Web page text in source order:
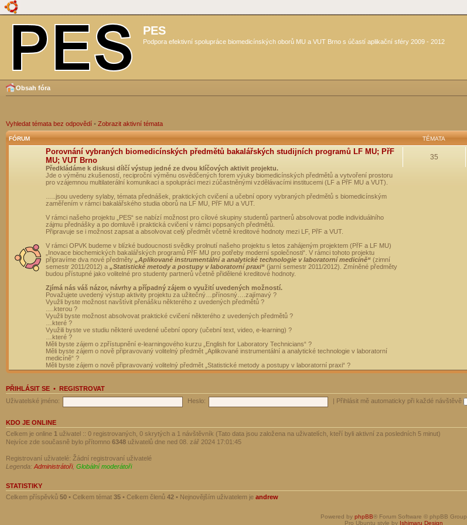
PES
Podpora efektivní spolupráce biomedicínských oborů MU a VUT Brno s účastí aplikační sféry 2009 - 2012
Obsah fóra
Vyhledat témata bez odpovědí • Zobrazit aktivní témata
FÓRUM TÉMATA
Porovnání vybraných biomedicínských předmětů bakalářských studijních programů LF MU; PřF
MU; VUT Brno
Předkládáme k diskusi dílčí výstup jedné ze dvou klíčových aktivit projektu.
Jde o výměnu zkušeností, reciproční výměnu osvědčených forem výuky biomedicínských předmětů a vytvoření prostoru
pro vzájemnou multilaterální komunikaci a spolupráci mezi zúčastněnými vzdělávacími institucemi (LF a PřF MU a VUT).
…..jsou uvedeny sylaby, témata přednášek, praktických cvičení a učební opory vybraných předmětů s biomedicínským
zaměřením v rámci bakalářského studia oborů na LF MU, PřF MU a VUT.
V rámci našeho projektu „PES“ se nabízí možnost pro cílové skupiny studentů partnerů absolvovat podle individuálního
zájmu přednášky a po domluvě i praktická cvičení v rámci popsaných předmětů.
Připravuje se i možnost zapsat a absolvovat celý předmět včetně kreditové hodnoty mezi LF, PřF a VUT.
V rámci OPVK budeme v blízké budoucnosti svědky prolnutí našeho projektu s letos zahájeným projektem (PřF a LF MU)
„Inovace biochemických bakalářských programů PřF MU pro potřeby moderní společnosti“. V rámci tohoto projektu
připravíme dva nové předměty „Aplikované instrumentální a analytické technologie v laboratorní medicíně“ (zimní
semestr 2011/2012) a „Statistické metody a postupy v laboratorní praxi“ (jarní semestr 2011/2012). Zmíněné předměty
budou přístupné jako volitelné pro studenty partnerů včetně přidělené kreditové hodnoty.
Zjímá nás váš názor, návrhy a případný zájem o využití uvedených možností.
Považujete uvedený výstup aktivity projektu za užitečný…přínosný….zajímavý ?
Využli byste možnost navštívit přenášku některého z uvedených předmětů ?
….kterou ?
Využli byste možnost absolvovat praktické cvičení některého z uvedených předmětů ?
…které ?
Využili byste ve studiu některé uvedené učební opory (učební text, video, e-learning) ?
…které ?
Měli byste zájem o zpřístupnění e-learningového kurzu „English for Laboratory Technicians“ ?
Měli byste zájem o nově připravovaný volitelný předmět „Aplikované instrumentální a analytické technologie v laboratorní
medicíně“ ?
Měli byste zájem o nově připravovaný volitelný předmět „Statistické metody a postupy v laboratorní praxi“ ?
35
PŘIHLÁSIT SE • REGISTROVAT
Uživatelské jméno:
Heslo: Přihlásit mě automaticky při každé návštěvě
KDO JE ONLINE
Celkem je online 1 uživatel :: 0 registrovaných, 0 skrytých a 1 návštěvník (Tato data jsou založena na uživatelích, kteří byli aktivní za posledních 5 minut)
Nejvíce zde současně bylo přítomno 6348 uživatelů dne ned 08. zář 2024 17:01:45
Registrovaní uživatelé: Žádní registrovaní uživatelé
Legenda: Administrátoři, Globální moderátoři
STATISTIKY
Celkem příspěvků 50 • Celkem témat 35 • Celkem členů 42 • Nejnovějším uživatelem je andrew
Powered by phpBB® Forum Software © phpBB Group
Pro Ubuntu style by Ishimaru Design